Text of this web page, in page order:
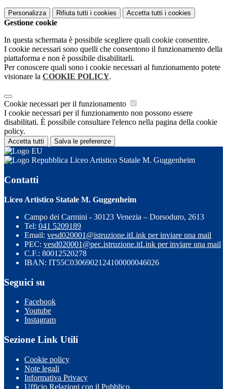
Personalizza Rifiuta tutti i cookies Accetta tutti i cookies
Gestione cookie
In questa schermata è possibile scegliere quali cookie consentire.
I cookie necessari sono quelli che consentono il funzionamento della
piattaforma e non è possibile disabilitarli.
Per conoscere quali sono i cookie necessari al funzionamento potete
visionare la COOKIE POLICY.
Cookie necessari per il funzionamento
I cookie necessari per il funzionamento non possono essere
disabilitati. È possibile consultare l'elenco nella pagina della cookie
policy.
Accetta tutti Salva le preferenze
Liceo Artistico Statale M. Guggenheim
Contatti
Liceo Artistico Statale M. Guggenheim
Campo dei Carmini - 30123 Venezia – Dorsoduro, 2613
Tel: 041 5209189
Email: vesd020001@istruzione.itLink per inviare una mail
PEC: vesd020001@pec.istruzione.itLink per inviare una mail
C.F.: 80012520278
IBAN: IT55C0306902124100000046026
Seguici su
Facebook
Youtube
Instagram
Sezione Link Utili
Cookie policy
Note legali
Informativa Privacy
Ufficio Relazioni con il Pubblico